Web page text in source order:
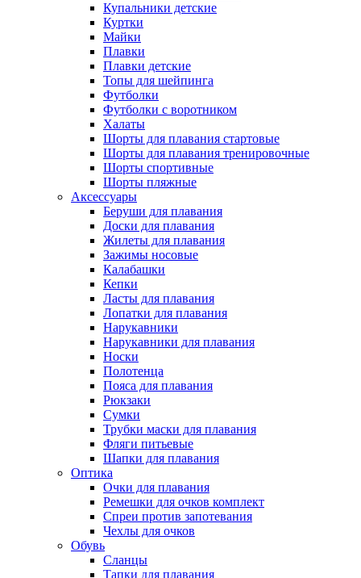
Купальники детские
Куртки
Майки
Плавки
Плавки детские
Топы для шейпинга
Футболки
Футболки с воротником
Халаты
Шорты для плавания стартовые
Шорты для плавания тренировочные
Шорты спортивные
Шорты пляжные
Аксессуары
Беруши для плавания
Доски для плавания
Жилеты для плавания
Зажимы носовые
Калабашки
Кепки
Ласты для плавания
Лопатки для плавания
Нарукавники
Нарукавники для плавания
Носки
Полотенца
Пояса для плавания
Рюкзаки
Сумки
Трубки маски для плавания
Фляги питьевые
Шапки для плавания
Оптика
Очки для плавания
Ремешки для очков комплект
Спреи против запотевания
Чехлы для очков
Обувь
Сланцы
Тапки для плавания